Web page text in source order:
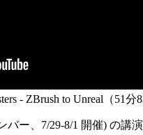
- ZBrush to Unreal（51分8
バー、7/29-8/1 開催) の講演